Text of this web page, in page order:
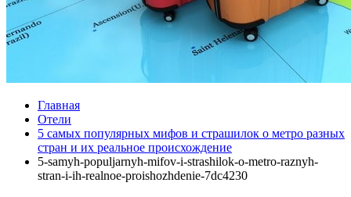
Главная
Отели
5 самых популярных мифов и страшилок о метро разных
стран и их реальное происхождение
5-samyh-populjarnyh-mifov-i-strashilok-o-metro-raznyh-
stran-i-ih-realnoe-proishozhdenie-7dc4230